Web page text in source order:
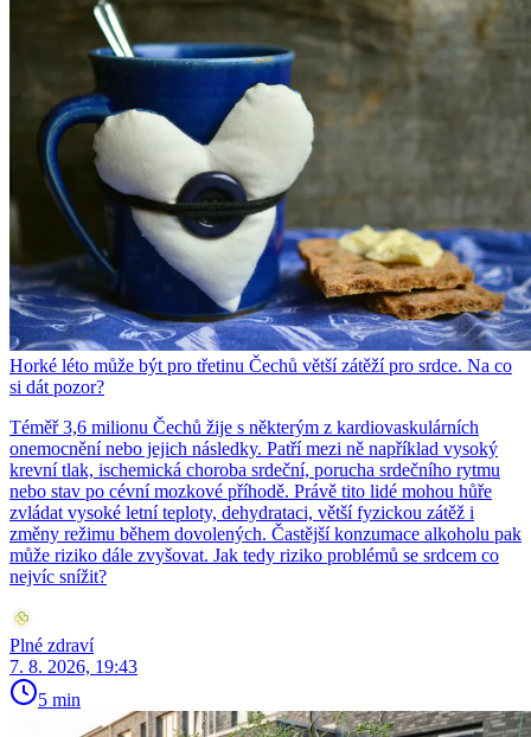
Horké léto může být pro třetinu Čechů větší zátěží pro srdce. Na co
si dát pozor?
Téměř 3,6 milionu Čechů žije s některým z kardiovaskulárních
onemocnění nebo jejich následky. Patří mezi ně například vysoký
krevní tlak, ischemická choroba srdeční, porucha srdečního rytmu
nebo stav po cévní mozkové příhodě. Právě tito lidé mohou hůře
zvládat vysoké letní teploty, dehydrataci, větší fyzickou zátěž i
změny režimu během dovolených. Častější konzumace alkoholu pak
může riziko dále zvyšovat. Jak tedy riziko problémů se srdcem co
nejvíc snížit?
Plné zdraví
7. 8. 2026, 19:43
5 min